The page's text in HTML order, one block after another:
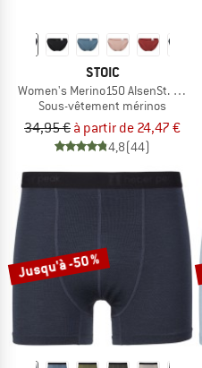
STOIC
Women's Merino150 AlsenSt. Brief
Sous-vêtement mérinos
34,95 € à partir de 24,47 €
4,8(44)
Jusqu'à -50 %